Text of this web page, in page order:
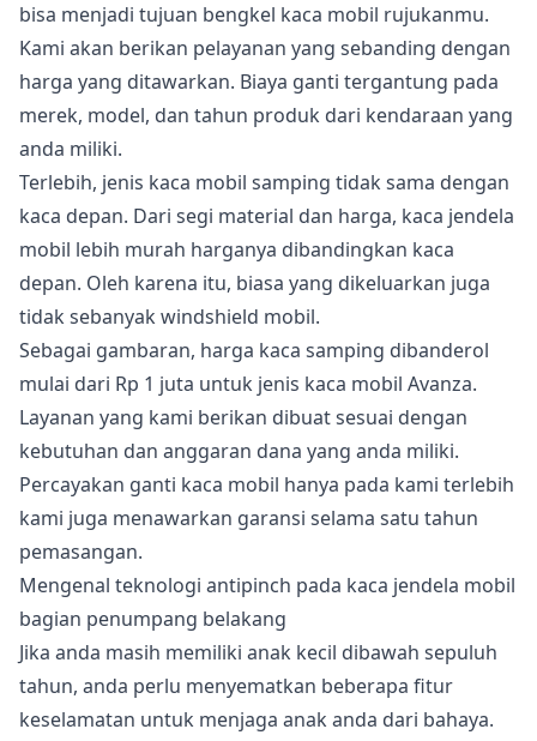
bisa menjadi tujuan bengkel kaca mobil rujukanmu.
Kami akan berikan pelayanan yang sebanding dengan
harga yang ditawarkan. Biaya ganti tergantung pada
merek, model, dan tahun produk dari kendaraan yang
anda miliki.
Terlebih, jenis kaca mobil samping tidak sama dengan
kaca depan. Dari segi material dan harga, kaca jendela
mobil lebih murah harganya dibandingkan kaca
depan. Oleh karena itu, biasa yang dikeluarkan juga
tidak sebanyak windshield mobil.
Sebagai gambaran, harga kaca samping dibanderol
mulai dari Rp 1 juta untuk jenis kaca mobil Avanza.
Layanan yang kami berikan dibuat sesuai dengan
kebutuhan dan anggaran dana yang anda miliki.
Percayakan ganti kaca mobil hanya pada kami terlebih
kami juga menawarkan garansi selama satu tahun
pemasangan.
Mengenal teknologi antipinch pada kaca jendela mobil
bagian penumpang belakang
Jika anda masih memiliki anak kecil dibawah sepuluh
tahun, anda perlu menyematkan beberapa fitur
keselamatan untuk menjaga anak anda dari bahaya.